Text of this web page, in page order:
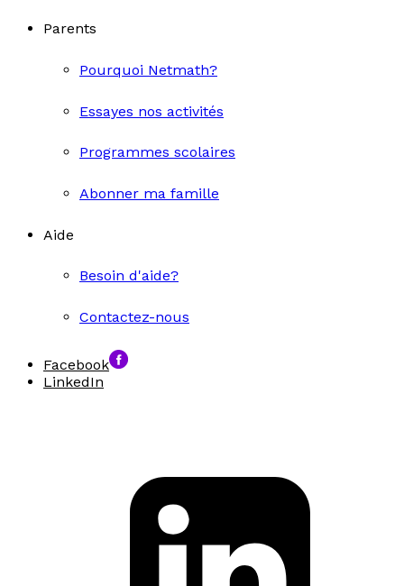
Parents
Pourquoi Netmath?
Essayes nos activités
Programmes scolaires
Abonner ma famille
Aide
Besoin d'aide?
Contactez-nous
Facebook
LinkedIn